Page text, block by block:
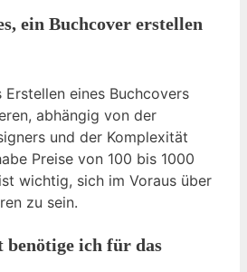
ein Buchcover erstellen
Erstellen eines Buchcovers
abhängig von der
und der Komplexität
Preise von 100 bis 1000
wichtig, sich im Voraus über
zu sein.
benötige ich für das